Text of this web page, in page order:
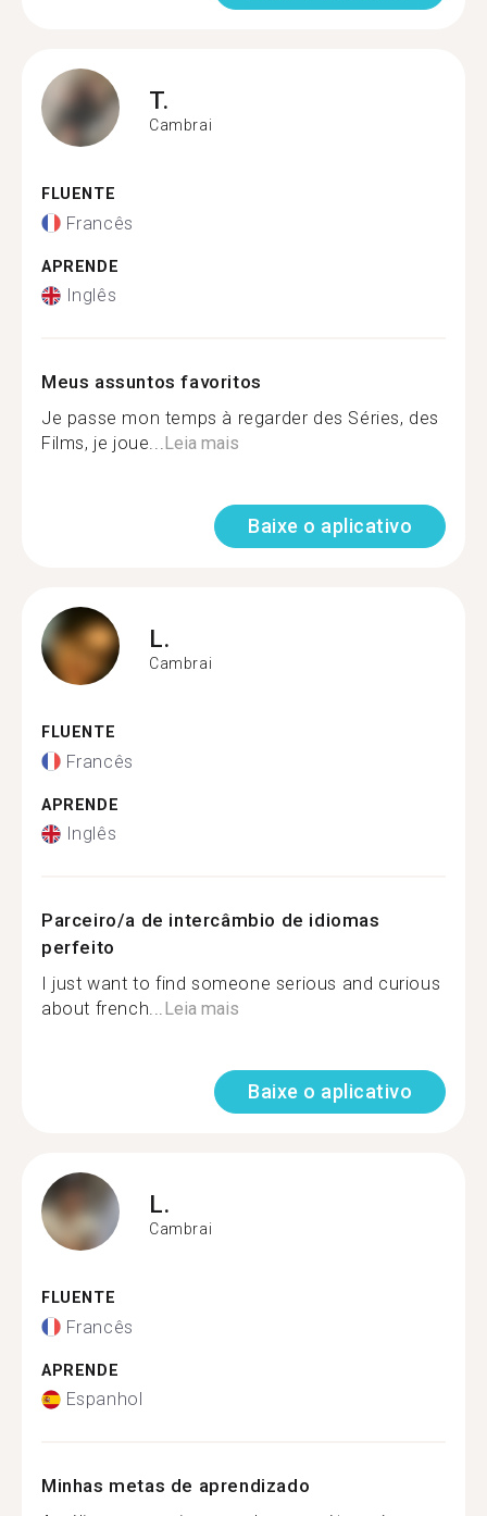
T.
Cambrai
FLUENTE
Francês
APRENDE
Inglês
Meus assuntos favoritos
Je passe mon temps à regarder des Séries, des
Films, je joue...Leia mais
Baixe o aplicativo
L.
Cambrai
FLUENTE
Francês
APRENDE
Inglês
Parceiro/a de intercâmbio de idiomas
perfeito
I just want to find someone serious and curious
about french...Leia mais
Baixe o aplicativo
L.
Cambrai
FLUENTE
Francês
APRENDE
Espanhol
Minhas metas de aprendizado